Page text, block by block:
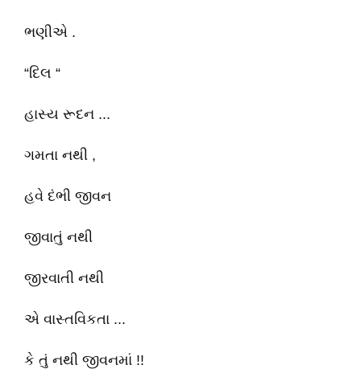
ભણીએ .
“દિલ “
હાસ્ય રૂદન ...
ગમતા નથી ,
હવે દંભી જીવન
જીવાતું નથી
જીરવાતી નથી
એ વાસ્તવિકતા ...
કે તું નથી જીવનમાં !!